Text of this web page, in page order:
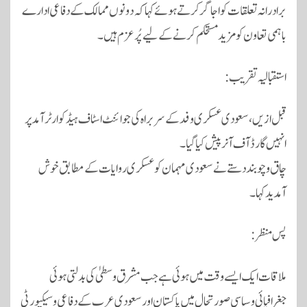
برادرانہ تعلقات کو اجاگر کرتے ہوئے کہا کہ دونوں ممالک کے دفاعی ادارے
باہمی تعاون کو مزید مستحکم کرنے کے لیے پُرعزم ہیں۔
استقبالیہ تقریب:
قبل ازیں، سعودی عسکری وفد کے سربراہ کی جوائنٹ اسٹاف ہیڈ کوارٹر آمد پر
انہیں گارڈ آف آنر پیش کیا گیا۔
چاق و چوبند دستے نے سعودی مہمان کو عسکری روایات کے مطابق خوش
آمدید کہا۔
پس منظر:
ملاقات ایک ایسے وقت میں ہوئی ہے جب مشرق وسطیٰ کی بدلتی ہوئی
جغرافیائی و سیاسی صورتحال میں پاکستان اور سعودی عرب کے دفاعی و سیکیورٹی